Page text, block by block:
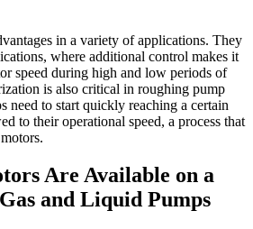
in a variety of applications. They
where additional control makes it
speed during high and low periods of
is also critical in roughing pump
need to start quickly reaching a certain
to their operational speed, a process that
Are Available on a
and Liquid Pumps